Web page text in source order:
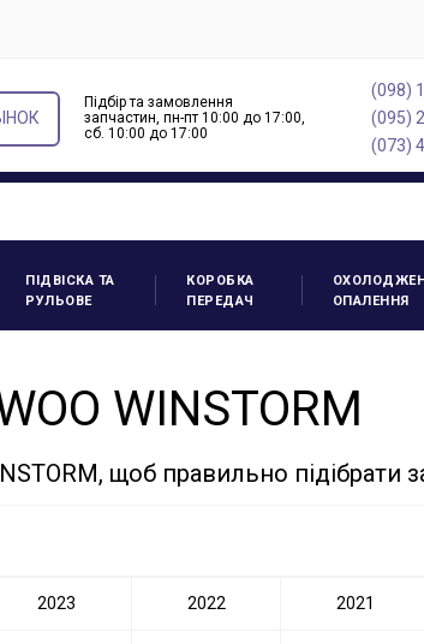
Підбір та замовлення
запчастин, пн-пт 10:00 до 17:00,
cб. 10:00 до 17:00
(098)
(095)
(073)
ПІДВІСКА ТА
РУЛЬОВЕ
КОРОБКА
ПЕРЕДАЧ
ОПАЛЕННЯ
WINSTORM
щоб правильно підібрати
2023 2022 2021